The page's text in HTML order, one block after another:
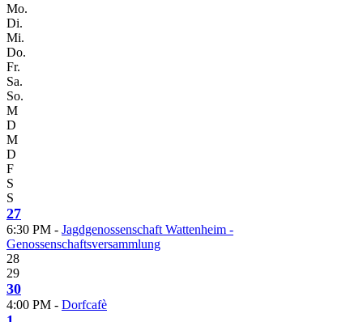
Mo.
Di.
Mi.
Do.
Fr.
Sa.
So.
M
D
M
D
F
S
S
27
6:30 PM - Jagdgenossenschaft Wattenheim -
Genossenschaftsversammlung
28
29
30
4:00 PM - Dorfcafè